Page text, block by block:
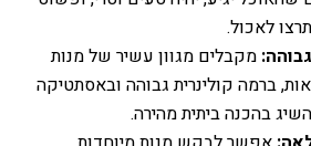
לאכול.
מקבלים מגוון עשיר של מנות
ברמה קולינרית גבוהה ובאסתטיקה
בהכנה ביתית מהירה.